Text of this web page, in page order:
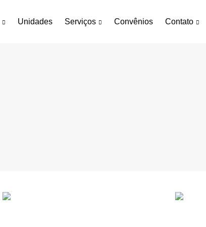
Unidades Serviços Convênios Contato